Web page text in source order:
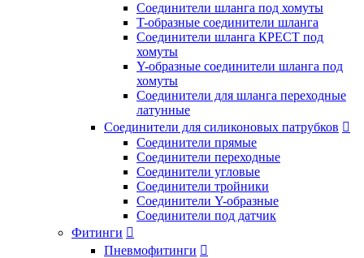
Соединители шланга под хомуты
T-образные соединители шланга
Соединители шланга КРЕСТ под
хомуты
Y-образные соединители шланга под
хомуты
Соединители для шланга переходные
латунные
Соединители для силиконовых патрубков 
Соединители прямые
Соединители переходные
Соединители угловые
Соединители тройники
Соединители Y-образные
Соединители под датчик
Фитинги 
Пневмофитинги 